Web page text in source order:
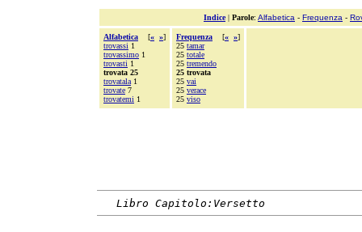
Indice| Parole: Alfabetica - Frequenza -
Alfabetica [« »]
trovassi 1
trovassimo 1
trovasti 1
trovata 25
trovatala 1
trovate 7
trovatemi 1
Frequenza [« »]
25 tamar
25 totale
25 tremendo
25 trovata
25 vai
25 verace
25 viso
Libro Capitolo:Versetto